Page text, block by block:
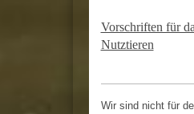
Vorschriften für
Nutztieren
Wir sind nicht für